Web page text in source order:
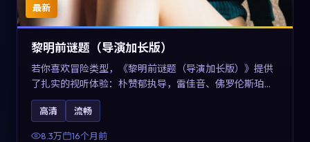
最新
黎明前谜题（导演加长版）
若你喜欢冒险类型，《黎明前谜题（导演加长版）》提供
了扎实的视听体验：朴赞郁执导，雷佳音、佛罗伦斯·珀与
章子怡共同演绎。影片2025年于美国上映，内容在有限空
间内完成高密度的戏剧冲突，关键词包含高清流畅、人物
关系与情节反转，适合检索「2025冒险」「美国电影」的
高清 流畅
8.3万 16个月前